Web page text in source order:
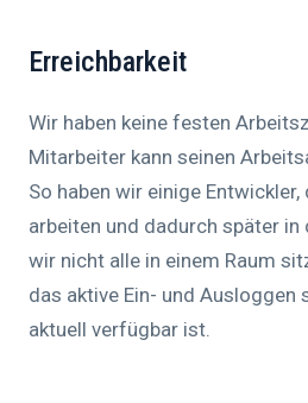
Erreichbarkeit
Wir haben keine festen
Mitarbeiter kann seinen
So haben wir einige
arbeiten und dadurch später in
wir nicht alle in einem Raum
das aktive Ein- und Ausloggen
aktuell verfügbar ist.